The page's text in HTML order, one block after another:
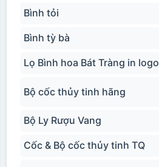
Bình tỏi
Bình tỳ bà
Lọ Bình hoa Bát Tràng in logo
Bộ cốc thủy tinh hãng
Bộ Ly Rượu Vang
Cốc & Bộ cốc thủy tinh TQ